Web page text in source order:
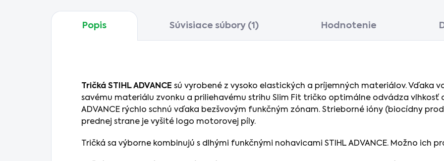
Popis Súvisiace súbory (1) Hodnotenie
Tričká STIHL ADVANCE sú vyrobené z vysoko elastických a príjemných materiálov. Vďaka
savému materiálu zvonku a priliehavému strihu Slim Fit tričko optimálne odvádza vlhkosť
ADVANCE rýchlo schnú vďaka bezšvovým funkčným zónam. Strieborné ióny (biocídny
prednej strane je vyšité logo motorovej píly.
Tričká sa výborne kombinujú s dlhými funkčnými nohavicami STIHL ADVANCE. Možno ich